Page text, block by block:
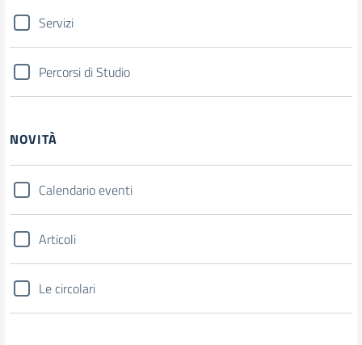
Servizi
Percorsi di Studio
NOVITÀ
Calendario eventi
Articoli
Le circolari